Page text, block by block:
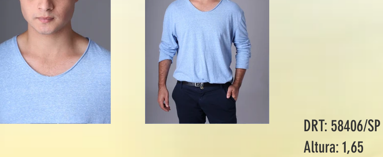
DRT: 58406/SP
Altura: 1,65